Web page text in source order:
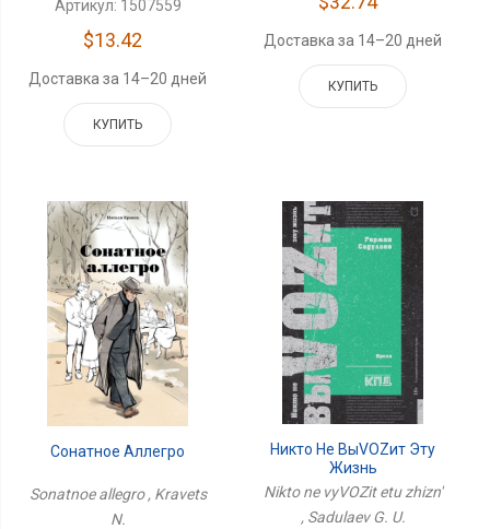
Артикул: 1507559
$13.42
Доставка за 14–20 дней
КУПИТЬ
Доставка за 14–20 дней
КУПИТЬ
Сонатное Аллегро
Sonatnoe allegro , Kravets
N.
Никто Не ВыVOZит Эту
Жизнь
Nikto ne vyVOZit etu zhizn'
, Sadulaev G. U.